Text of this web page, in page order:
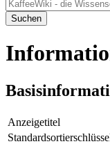
Suchen
Anzeigetitel